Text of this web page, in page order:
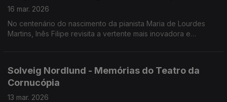
16 mar. 2026
No centenário do nascimento da pianista Maria de Lourdes
Martins, Inês Filipe revisita a vertente mais inovadora e
Solveig Nordlund - Memórias do Teatro da
Cornucópia
13 mar. 2026